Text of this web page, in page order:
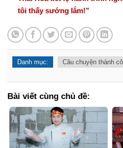
tôi thấy sướng lắm!”
Danh mục: Câu chuyện thành
Bài viết cùng chủ đề: